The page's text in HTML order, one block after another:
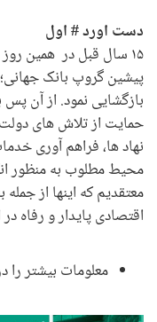
دست اورد # اول
پیشین گروپ بانک جهانی؛
بازگشایی نمود. از آن پس
حمایت از تلاش های دولت
نهاد ها، فراهم آوری
محیط مطلوب به منظور
معتقدیم که اینها از
اقتصادی پایدار و رفاه
معلومات بیشتر را